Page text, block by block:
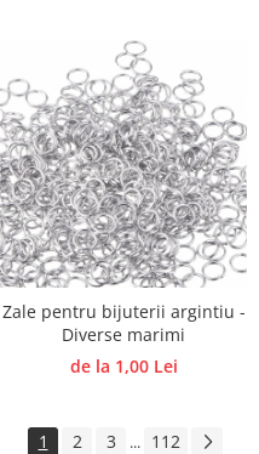
Zale pentru bijuterii argintiu -
Diverse marimi
de la 1,00 Lei
1 2 3 ... 112